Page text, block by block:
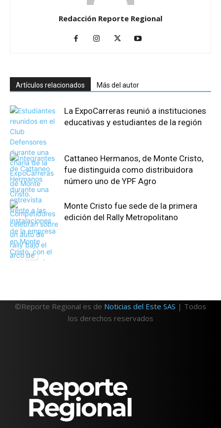
Redacción Reporte Regional
Artículos relacionados Más del autor
La ExpoCarreras reunió a instituciones
educativas y estudiantes de la región
Cattaneo Hermanos, de Monte Cristo,
fue distinguida como distribuidora
número uno de YPF Agro
Monte Cristo fue sede de la primera
edición del Rally Metropolitano
©Reporte Regional es de Noticias del Este SAS | Todos
los derechos reservados